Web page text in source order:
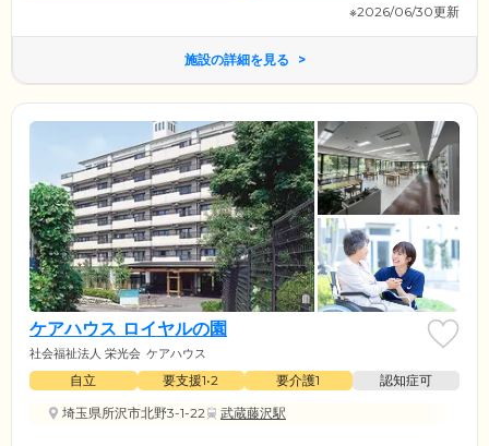
※2026/06/30更新
施設の詳細を見る
ケアハウス ロイヤルの園
社会福祉法人 栄光会 ケアハウス
自立 要支援1•2 要介護1
認知症可
埼玉県所沢市北野3-1-22
武蔵藤沢駅